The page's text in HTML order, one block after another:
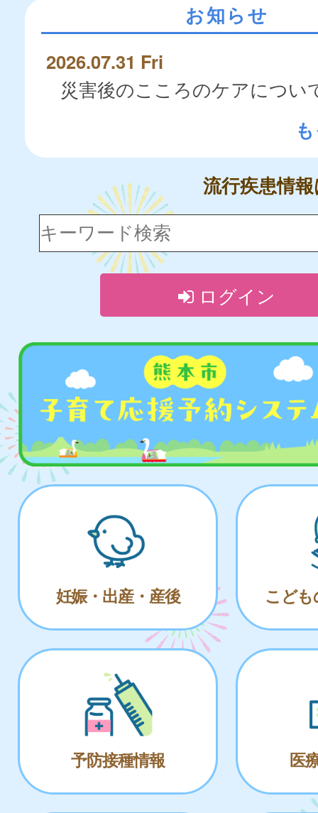
お知らせ
2026.07.31 Fri
災害後のこころのケアについ
流行疾患情
ログイン
妊娠・出産・産後 こど
予防接種情報 医